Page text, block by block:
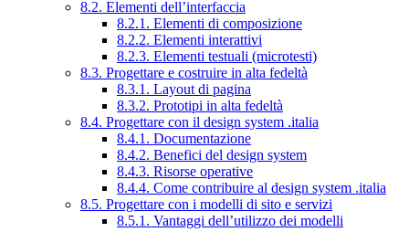
8.2. Elementi dell’interfaccia
8.2.1. Elementi di composizione
8.2.2. Elementi interattivi
8.2.3. Elementi testuali (microtesti)
8.3. Progettare e costruire in alta fedeltà
8.3.1. Layout di pagina
8.3.2. Prototipi in alta fedeltà
8.4. Progettare con il design system .italia
8.4.1. Documentazione
8.4.2. Benefici del design system
8.4.3. Risorse operative
8.4.4. Come contribuire al design system .italia
8.5. Progettare con i modelli di sito e servizi
8.5.1. Vantaggi dell’utilizzo dei modelli